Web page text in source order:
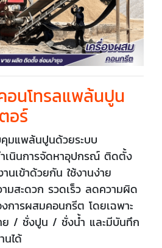
นโทรลแพล้นปูน
อร์
มแพล้นปูนด้วยระบบ
เนินการจัดหาอุปกรณ์ ติดตั้ง
านเข้าด้วยกัน ใช้งานง่าย
มสะดวก รวดเร็ว ลดความผิด
การผสมคอนกรีต โดยเฉพาะ
ย / ชั่งปูน / ชั่งน้ำ และมีบันทึก
นได้